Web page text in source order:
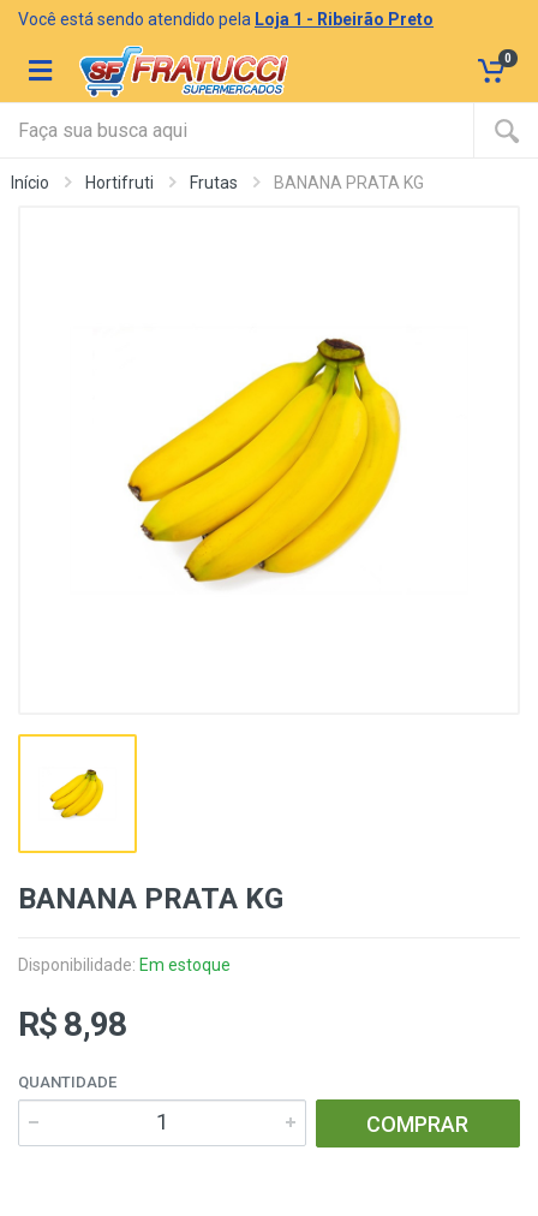
Você está sendo atendido pela Loja 1 - Ribeirão Preto
0
Início Hortifruti Frutas BANANA PRATA KG
BANANA PRATA KG
Disponibilidade: Em estoque
R$ 8,98
QUANTIDADE
COMPRAR